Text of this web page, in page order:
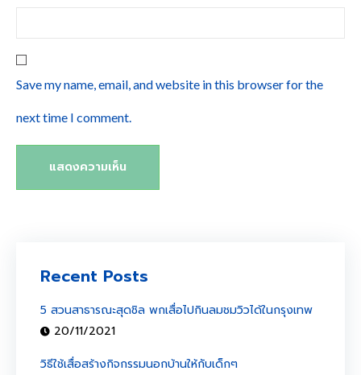
Save my name, email, and website in this browser for the
next time I comment.
Recent Posts
5 สวนสาธารณะสุดชิล พกเสื่อไปกินลมชมวิวได้ในกรุงเทพ
20/11/2021
วิธีใช้เสื่อสร้างกิจกรรมนอกบ้านให้กับเด็กๆ